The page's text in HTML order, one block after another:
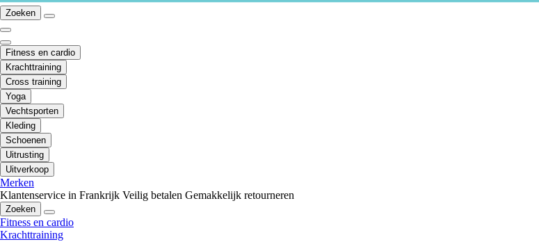
Zoeken
Fitness en cardio
Krachttraining
Cross training
Yoga
Vechtsporten
Kleding
Schoenen
Uitrusting
Uitverkoop
Merken
Klantenservice in Frankrijk Veilig betalen Gemakkelijk retourneren
Zoeken
Fitness en cardio
Krachttraining